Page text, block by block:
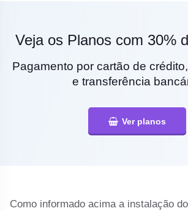
Veja os Planos com 30%
Pagamento por cartão de
e transferência
Ver planos
Como informado acima a instalação